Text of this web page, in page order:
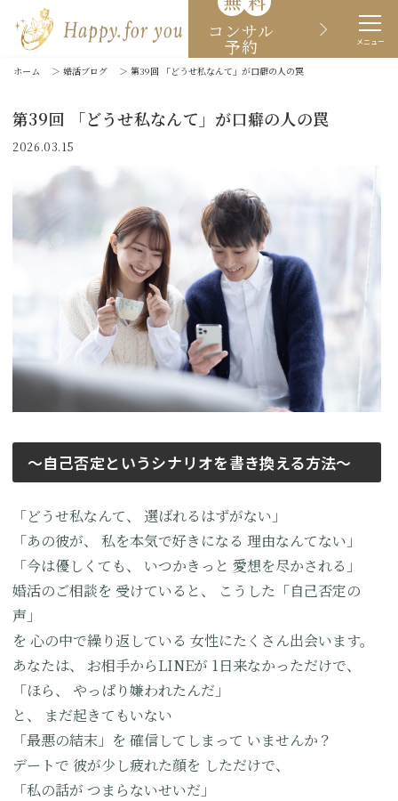
コンサル
予約 メニュー
ホーム ＞ 婚活ブログ ＞ 第39回 「どうせ私なんて」が口癖の人の罠
第39回 「どうせ私なんて」が口癖の人の罠
2026.03.15
〜自己否定というシナリオを書き換える方法〜
「どうせ私なんて、
選ばれるはずがない」
「あの彼が、
私を本気で好きになる 理由なんてない」
「今は優しくても、
いつかきっと 愛想を尽かされる」
婚活のご相談を 受けていると、
こうした「自己否定の
声」
を 心の中で繰り返している 女性にたくさん出会います。
あなたは、
お相手からLINEが 1日来なかっただけで、
「ほら、
やっぱり嫌われたんだ」
と、
まだ起きてもいない
「最悪の結末」を 確信してしまって いませんか？
デートで 彼が少し疲れた顔を しただけで、
「私の話が つまらないせいだ」